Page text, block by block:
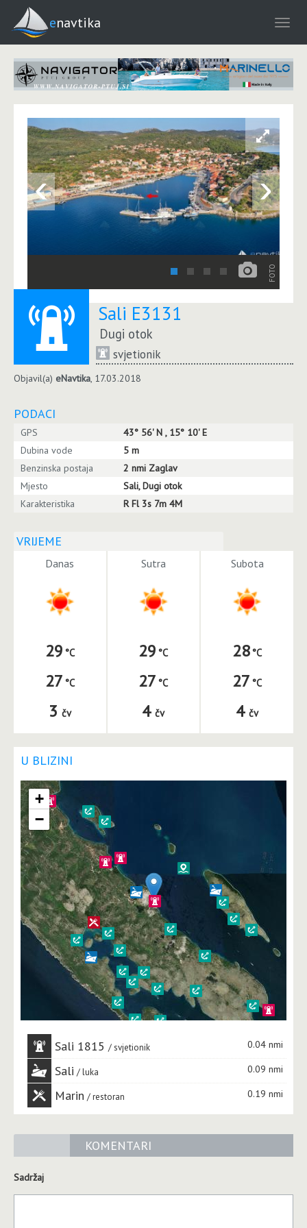
enavtika
‹ ›
FOTO
Sali E3131
Dugi otok
svjetionik
Objavil(a) eNavtika, 17.03.2018
PODACI
GPS
43° 56' N , 15° 10' E
Dubina vode
5 m
Benzinska postaja
2 nmi Zaglav
Mjesto
Sali, Dugi otok
Karakteristika
R Fl 3s 7m 4M
VRIJEME
Danas
29
27
3 čv
Sutra
29
27
4 čv
Subota
28
27
4 čv
U BLIZINI
+
−
Sali 1815 svjetionik 0.04 nmi
Sali luka 0.09 nmi
Marin restoran 0.19 nmi
KOMENTARI
Sadržaj